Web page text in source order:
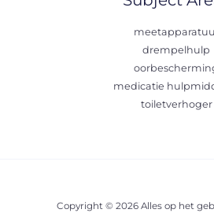
drempelhulp
medicatie
toiletverhoger
Copyright © 2026 Alles op het